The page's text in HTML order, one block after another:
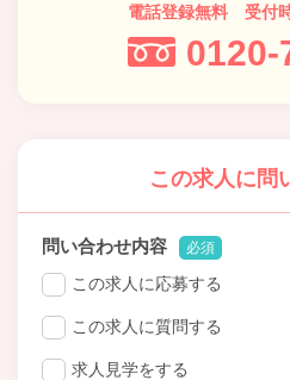
電話登録無料 受付
0120-
この求人に問
問い合わせ内容 必須
この求人に応募する
この求人に質問する
求人見学をする